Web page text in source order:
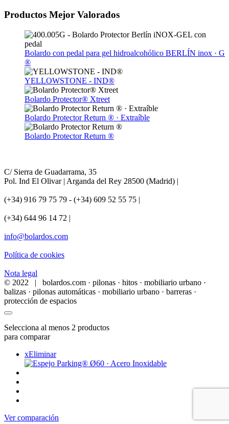
Productos Mejor Valorados
Bolardo con pedal para gel hidroalcohólico BERLÍN inox · G
®
YELLOWSTONE - IND®
Bolardo Protector® Xtreet
Bolardo Protector Return ® · Extraíble
Bolardo Protector Return ®
C/ Sierra de Guadarrama, 35
Pol. Ind El Olivar | Arganda del Rey 28500 (Madrid) |
(+34) 916 79 75 79 - (+34) 609 52 55 75 |
(+34) 644 96 14 72 |
info@bolardos.com
Política de cookies
Nota legal
© 2022 | bolardos.com · pilonas · hitos · mobiliario urbano ·
balizas · pilonas automáticas · mobiliario urbano · barreras ·
protección de espacios
Selecciona al menos 2 productos
para comparar
xEliminar
Ver comparación